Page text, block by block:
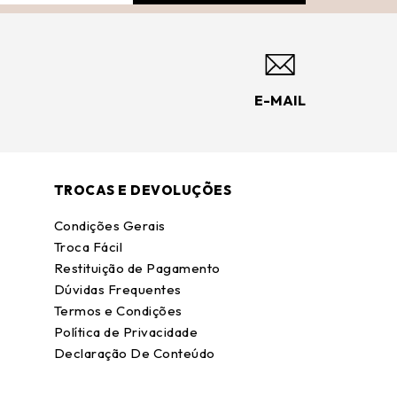
E-MAIL
TROCAS E DEVOLUÇÕES
Condições Gerais
Troca Fácil
Restituição de Pagamento
Dúvidas Frequentes
Termos e Condições
Política de Privacidade
Declaração De Conteúdo